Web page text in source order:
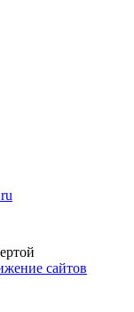
сайтов